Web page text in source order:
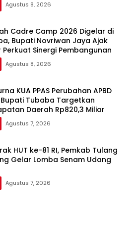
Agustus 8, 2026
Cadre Camp 2026 Digelar di
Bupati Novriwan Jaya Ajak
Perkuat Sinergi Pembangunan
Agustus 8, 2026
KUA PPAS Perubahan APBD
Bupati Tubaba Targetkan
Daerah Rp820,3 Miliar
Agustus 7, 2026
HUT ke-81 RI, Pemkab Tulang
Gelar Lomba Senam Udang
Agustus 7, 2026